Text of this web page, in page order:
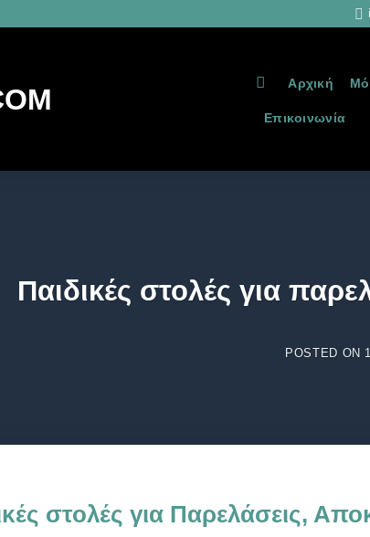
Αρχική
Επικοινωνία
Παιδικές στολές για
POSTED ON
στολές για Παρελάσεις,